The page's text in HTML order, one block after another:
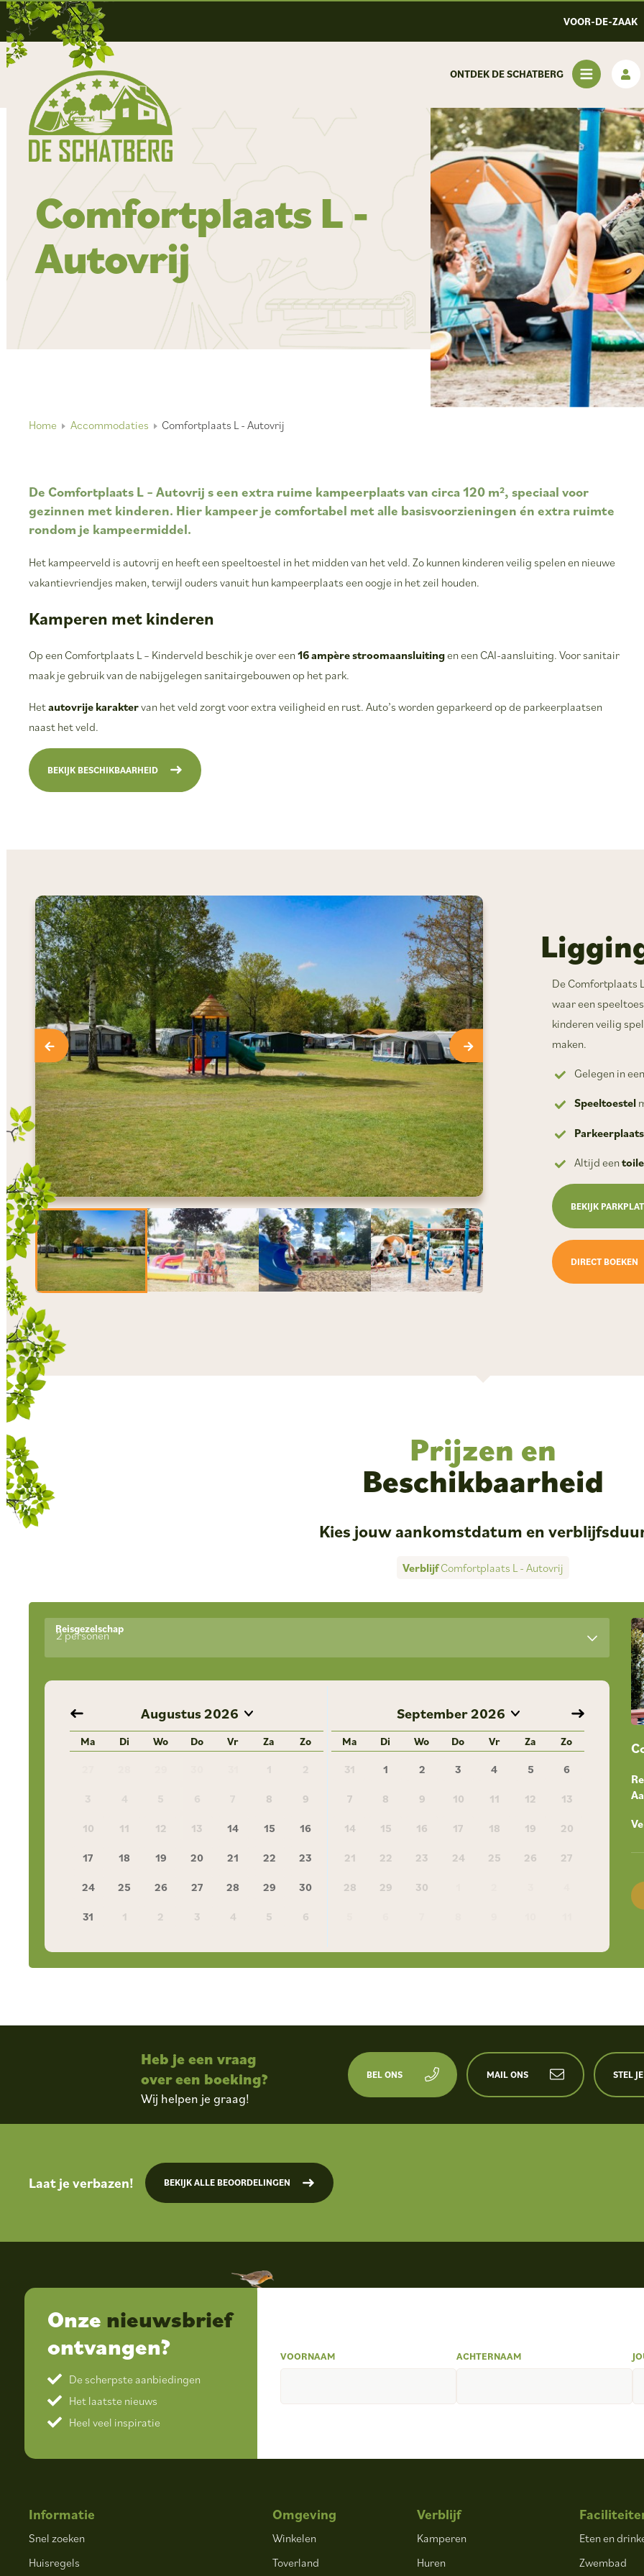
VOOR-DE-ZAAK
ONTDEK DE SCHATBERG
Comfortplaats L -
Autovrij
Home Accommodaties Comfortplaats L - Autovrij
De Comfortplaats L – Autovrij s een extra ruime kampeerplaats van circa120 m², speciaal voor
gezinnen met kinderen. Hier kampeer je comfortabel met alle basisvoorzieningen én extra ruimte
rondom je kampeermiddel.
Het kampeerveld is autovrij en heeft een speeltoestel in het midden van het veld. Zo kunnen kinderen veilig spelen en nieuwe
vakantievriendjes maken, terwijl ouders vanuit hun kampeerplaats een oogje in het zeil houden.
Kamperen met kinderen
Op een Comfortplaats L – Kinderveld beschik je over een16 ampère stroomaansluitingen een CAI-aansluiting. Voor sanitair
maak je gebruik van de nabijgelegen sanitairgebouwen op het park.
Hetautovrije karaktervan het veld zorgt voor extra veiligheid en rust. Auto’s worden geparkeerd op de parkeerplaatsen
naast het veld.
BEKIJK BESCHIKBAARHEID
De Comfortplaats
waar een
kinderen veilig
maken.
Gelegen in
Speeltoestel
Parkeerplaats
Altijd een
BEKIJK
DIRECT BOEKEN
Prijzen en
Beschikbaarheid
Kies jouw aankomstdatum en
Verblijf Comfortplaats L - Autovrij
Reisgezelschap
2 personen
Augustus2026
Ma Di Wo Do Vr Za Zo
8 9
10 11 12 13 14 15 16
17 18 19 20 21 22 23
24 25 26 27 28 29 30
31 1 2 3 4 5 6
September2026
Ma Di Wo Do Vr Za Zo
31 1 2 3 4 5 6
7 8 9 10 11 12 13
14 15 16 17 18 19 20
21 22 23 24 25 26 27
28 29 30
Heb je een vraag
over een boeking?
Wij helpen je graag!
BEL ONS MAIL ONS STEL
Laat je verbazen! BEKIJK ALLE BEOORDELINGEN
Onze nieuwsbrief
ontvangen?
De scherpste aanbiedingen
Het laatste nieuws
Heel veel inspiratie
VOORNAAM ACHTERNAAM
Informatie
Snel zoeken
Huisregels
Omgeving
Winkelen
Toverland
Verblijf
Kamperen
Huren
Eten en
Zwembad